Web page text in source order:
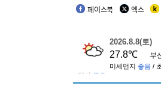
페이스북 엑스